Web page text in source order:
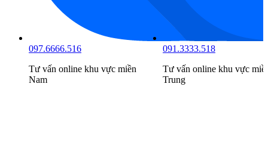
097.6666.516
Tư vấn online khu vực miền
Nam
091.3333.518
Tư vấn online khu vực
Trung